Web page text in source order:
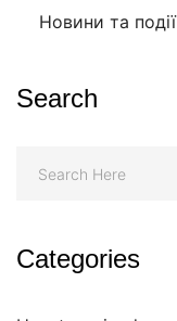
Новини та події
Search
Categories